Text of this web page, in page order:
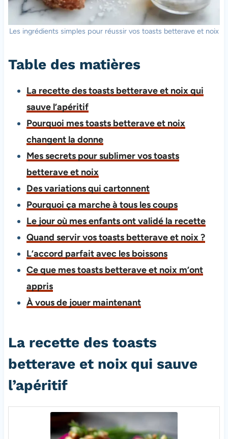
Les ingrédients simples pour réussir vos toasts betterave et noix
Table des matières
La recette des toasts betterave et noix qui
sauve l’apéritif
Pourquoi mes toasts betterave et noix
changent la donne
Mes secrets pour sublimer vos toasts
betterave et noix
Des variations qui cartonnent
Pourquoi ça marche à tous les coups
Le jour où mes enfants ont validé la recette
Quand servir vos toasts betterave et noix ?
L’accord parfait avec les boissons
Ce que mes toasts betterave et noix m’ont
appris
À vous de jouer maintenant
La recette des toasts
betterave et noix qui sauve
l’apéritif